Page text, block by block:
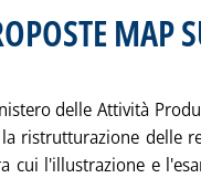
MAP
delle Attività
ristrutturazione delle
cui l'illustrazione e